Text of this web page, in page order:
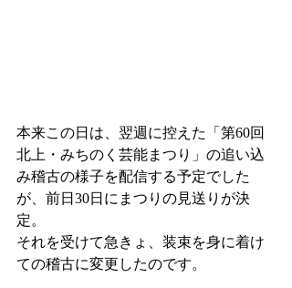
本来この日は、翌週に控えた「第60回
北上・みちのく芸能まつり」の追い込
み稽古の様子を配信する予定でした
が、前日30日にまつりの見送りが決
定。
それを受けて急きょ、装束を身に着け
ての稽古に変更したのです。